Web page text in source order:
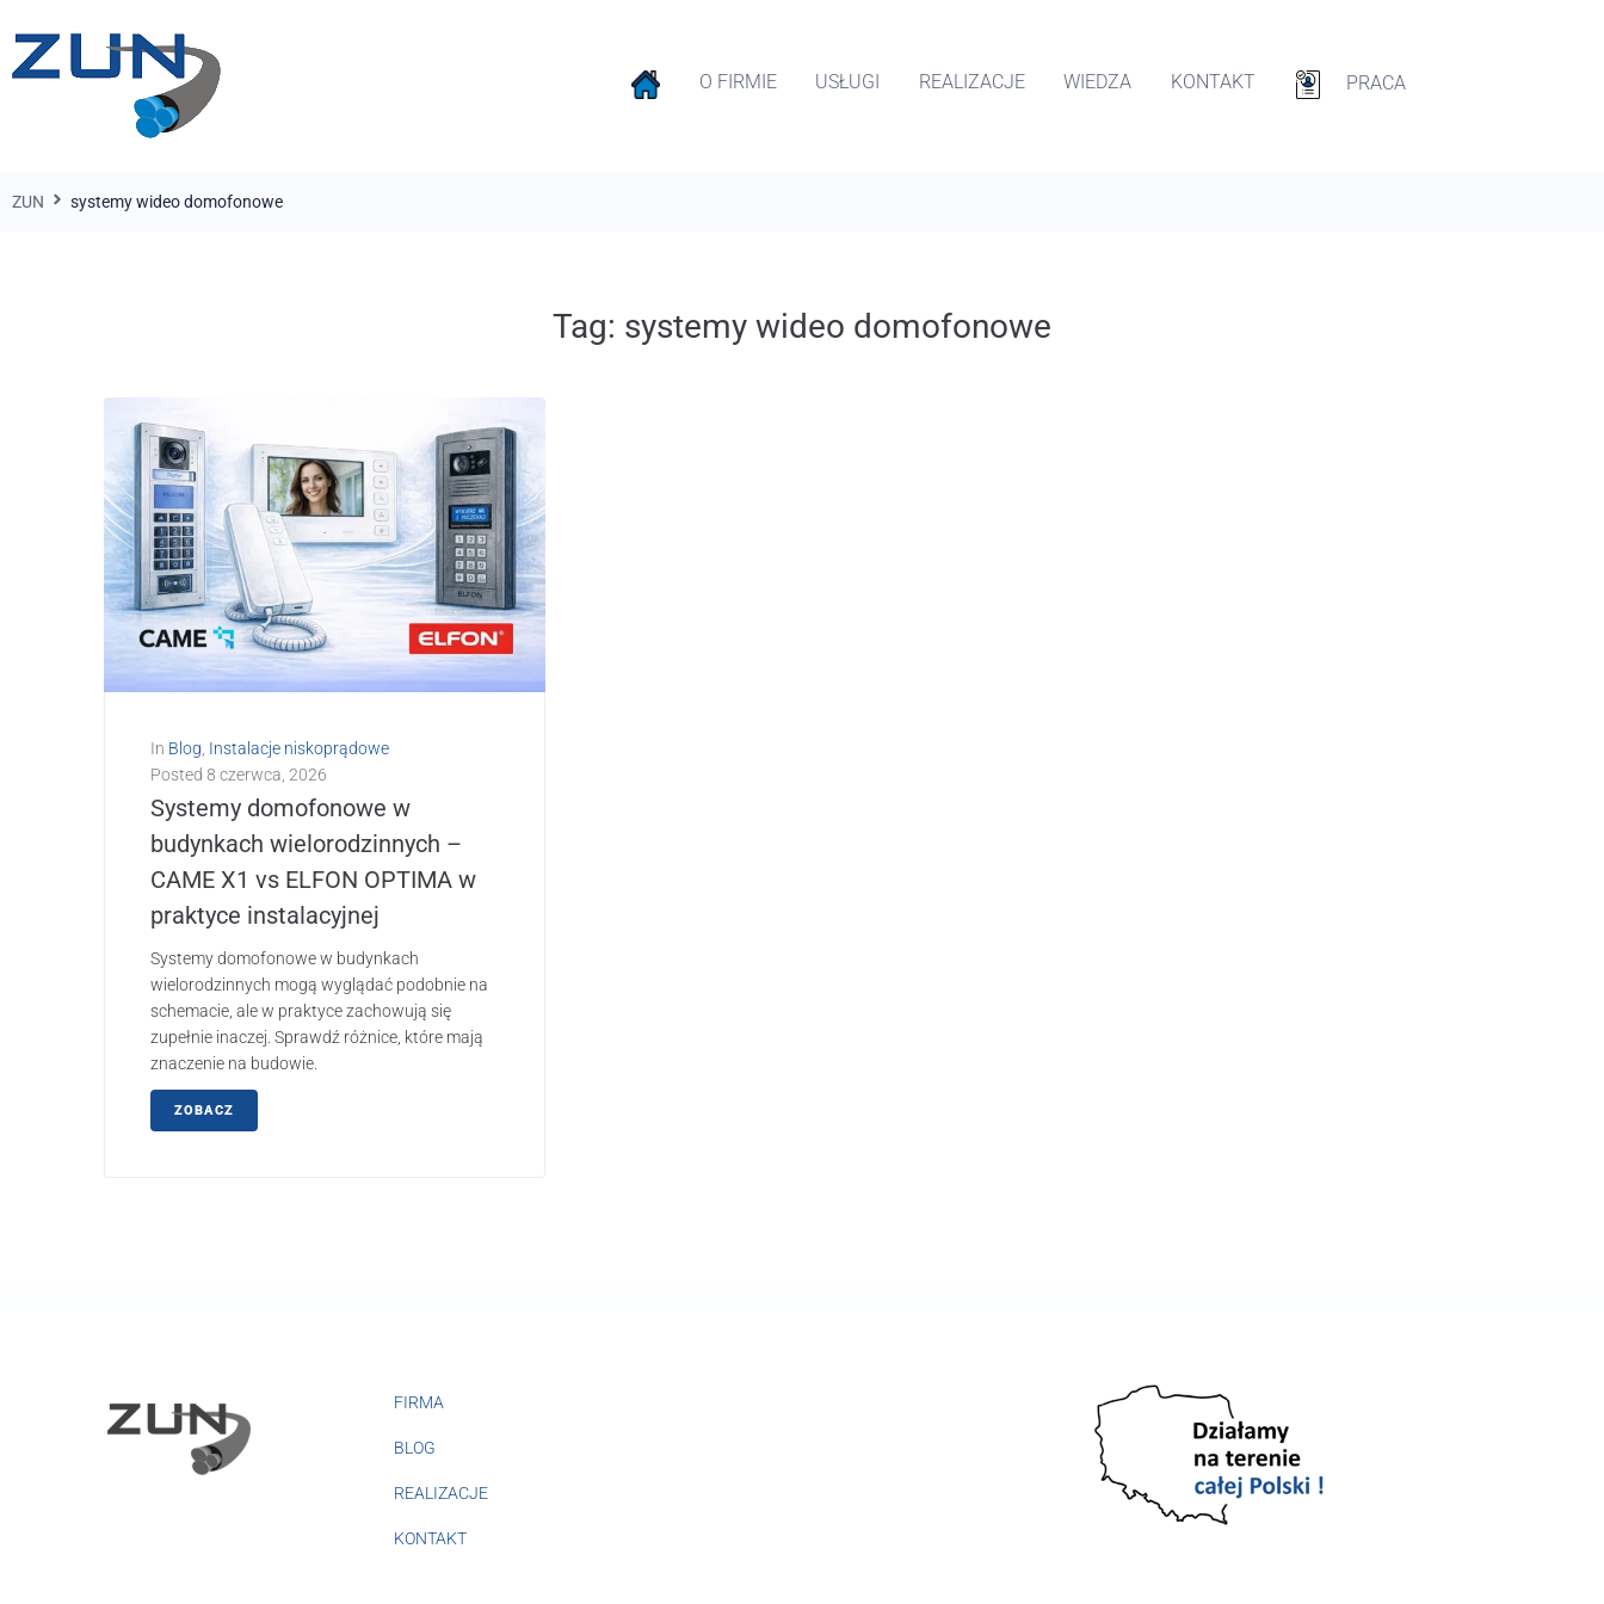
O FIRMIE USŁUGI REALIZACJE WIEDZA KONTAKT PRACA
ZUN systemy wideo domofonowe
Tag: systemy wideo domofonowe
In Blog Instalacje niskoprądowe
Posted 8 czerwca, 2026
Systemy domofonowe w
budynkach wielorodzinnych –
CAME X1 vs ELFON OPTIMA w
praktyce instalacyjnej
Systemy domofonowe w budynkach
wielorodzinnych mogą wyglądać podobnie na
schemacie, ale w praktyce zachowują się
zupełnie inaczej. Sprawdź różnice, które mają
znaczenie na budowie.
ZOBACZ
FIRMA
BLOG
REALIZACJE
KONTAKT